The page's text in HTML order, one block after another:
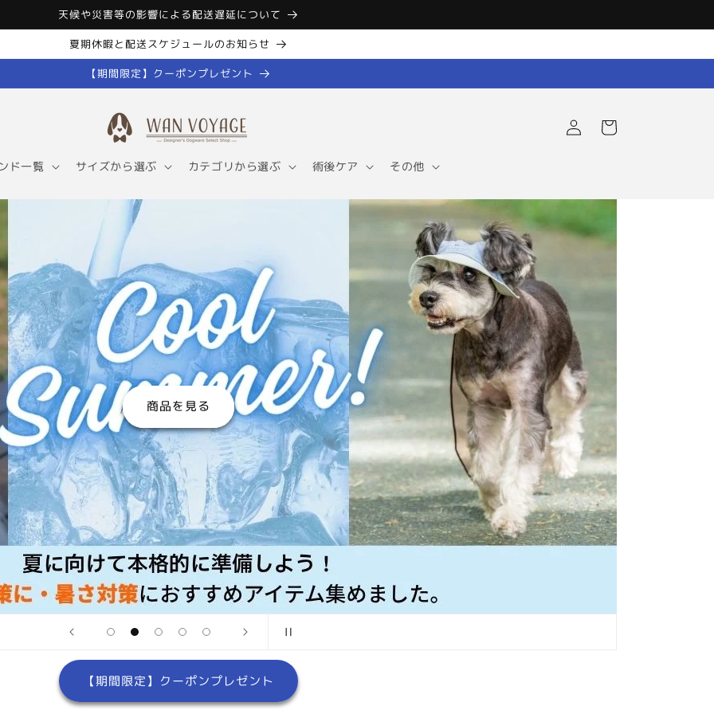
天候や災害等の影響による配送遅延について
夏期休暇と配送スケジュールのお知らせ
【期間限定】クーポンプレゼント
ド一覧 サイズから選ぶ カテゴリから選ぶ 術後ケア その他
グ
イ
ー
商品を見る
【期間限定】クーポンプレゼント